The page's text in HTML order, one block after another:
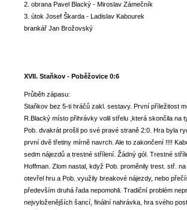
2. obrana Pavel Blacký - Miroslav Zámečník
3. útok Josef Škarda - Ladislav Kabourek
brankář Jan Brožovský
XVII. Staňkov - Poběžovice 0:6
Průběh zápasu:
Staňkov bez 5-ti hráčů zakl. sestavy. První příležitost
R.Blacký místo přihrávky volil střelu ,která skončila na
Pob. dvakrát prošli po své pravé straně 2:0. Hra byla
první dvě třetiny mírně navrch. Ale to zakončení !!!!
sedm nájezdů a trestné střílení. Žádný gól. Trestné
Hoffman. Zlom nastal, když Pob. proměnily trest. stř.
otevřel hru a Pob. využily breakové nájezdy, nebo
především druhá řada nepomohli. Tradiční problém
nejvyloženějších šancí, finální nahrávka, hra svého